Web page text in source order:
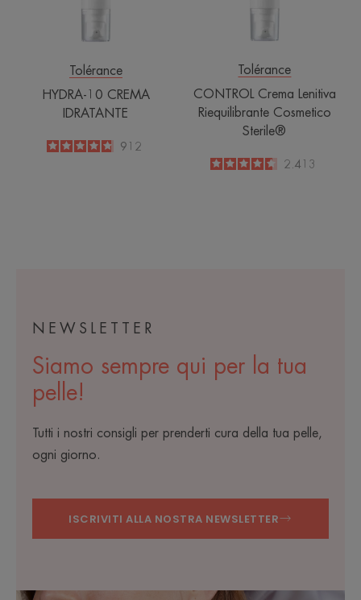
Tolérance
HYDRA-10 CREMA
IDRATANTE
4.8
/
5
912
Tolérance
CONTROL Crema Lenitiva
Riequilibrante Cosmetico
Sterile®
4.6
/
5
2.413
NEWSLETTER
Siamo sempre qui per la tua
pelle!
Tutti i nostri consigli per prenderti cura della tua pelle,
ogni giorno.
ISCRIVITI ALLA NOSTRA NEWSLETTER